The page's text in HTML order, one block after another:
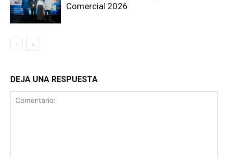
Comercial 2026
DEJA UNA RESPUESTA